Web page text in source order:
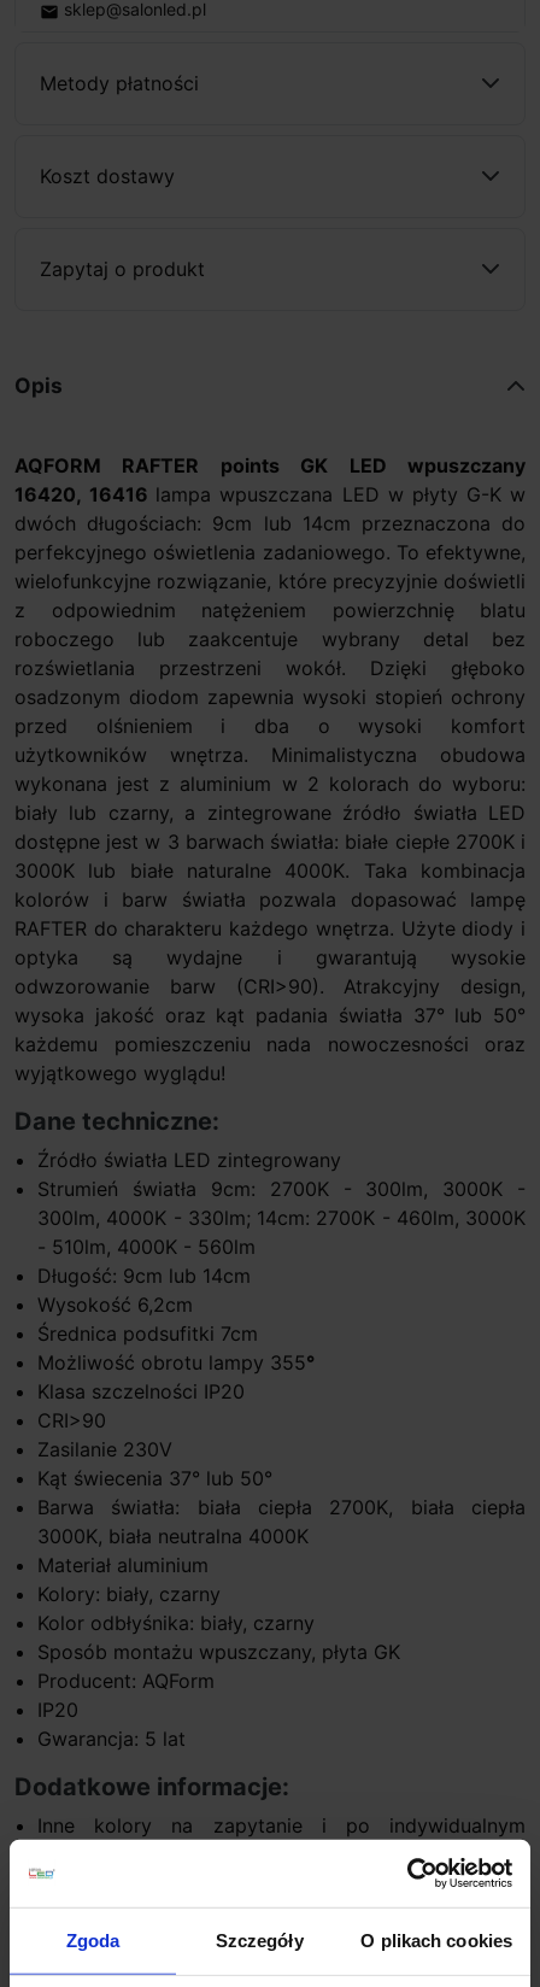
Zgoda Szczegóły O plikach cookies
email sklep@salonled.pl
Metody płatności
Koszt dostawy
Zapytaj o produkt
Opis
AQFORM RAFTER points GK LED wpuszczany
16420, 16416 lampa wpuszczana LED w płyty G-K w
dwóch długościach: 9cm lub 14cm przeznaczona do
perfekcyjnego oświetlenia zadaniowego. To efektywne,
wielofunkcyjne rozwiązanie, które precyzyjnie doświetli
z odpowiednim natężeniem powierzchnię blatu
roboczego lub zaakcentuje wybrany detal bez
rozświetlania przestrzeni wokół. Dzięki głęboko
osadzonym diodom zapewnia wysoki stopień ochrony
przed olśnieniem i dba o wysoki komfort
użytkowników wnętrza. Minimalistyczna obudowa
wykonana jest z aluminium w 2 kolorach do wyboru:
biały lub czarny, a zintegrowane źródło światła LED
dostępne jest w 3 barwach światła: białe ciepłe 2700K i
3000K lub białe naturalne 4000K. Taka kombinacja
kolorów i barw światła pozwala dopasować lampę
RAFTER do charakteru każdego wnętrza. Użyte diody i
optyka są wydajne i gwarantują wysokie
odwzorowanie barw (CRI>90). Atrakcyjny design,
wysoka jakość oraz kąt padania światła 37° lub 50°
każdemu pomieszczeniu nada nowoczesności oraz
wyjątkowego wyglądu!
Dane techniczne:
Źródło światła LED zintegrowany
Strumień światła 9cm: 2700K - 300lm, 3000K -
300lm, 4000K - 330lm; 14cm: 2700K - 460lm, 3000K
- 510lm, 4000K - 560lm
Długość: 9cm lub 14cm
Wysokość 6,2cm
Średnica podsufitki 7cm
Możliwość obrotu lampy 355°
Klasa szczelności IP20
CRI>90
Zasilanie 230V
Kąt świecenia 37° lub 50°
Barwa światła: biała ciepła 2700K, biała ciepła
3000K, biała neutralna 4000K
Materiał aluminium
Kolory: biały, czarny
Kolor odbłyśnika: biały, czarny
Sposób montażu wpuszczany, płyta GK
Producent: AQForm
IP20
Gwarancja: 5 lat
Dodatkowe informacje:
Inne kolory na zapytanie i po indywidualnym
Zawiera zintegrowane źródło światła
Zawiera zasilacz LED
Produkt przygotowywany na indywidualne
zamówienie. Zgodnie z regulaminem sklepu, tego